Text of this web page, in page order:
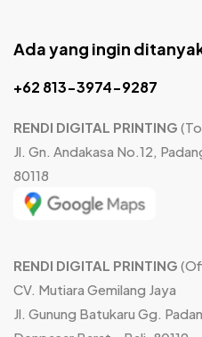
Ada yang ingin
+62 813-3974-9287
RENDI DIGITAL PRINTING
Jl. Gn. Andakasa No.12,
80118
RENDI DIGITAL PRINTING
CV. Mutiara Gemilang Jaya
Jl. Gunung Batukaru Gg.